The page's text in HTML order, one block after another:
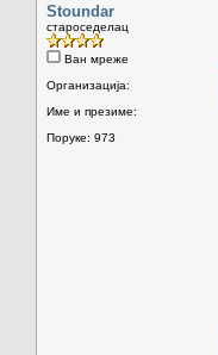
Stoundar
староседелац
Ван мреже
Организација:
Име и презиме:
Поруке: 973